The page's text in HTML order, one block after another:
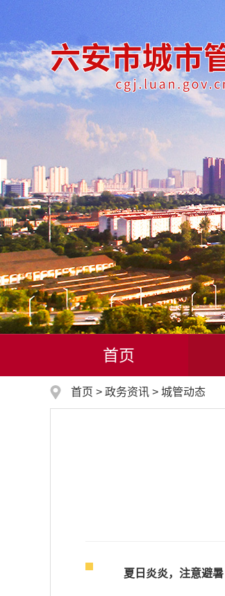
首页
首页 > 政务资讯 > 城管动态
夏日炎炎，注意避暑